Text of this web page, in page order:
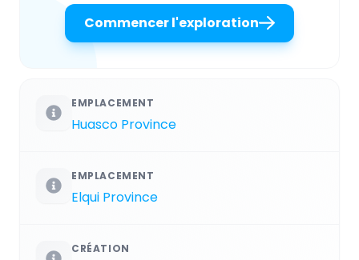
Commencer l'exploration
EMPLACEMENT
Huasco Province
EMPLACEMENT
Elqui Province
CRÉATION